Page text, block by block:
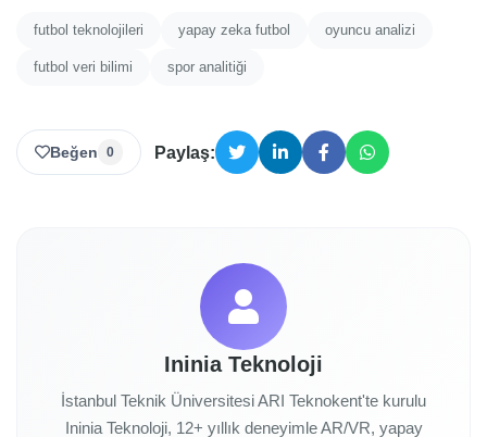
futbol teknolojileri yapay zeka futbol oyuncu analizi
futbol veri bilimi spor analitiği
Beğen 0 Paylaş:
Ininia Teknoloji
İstanbul Teknik Üniversitesi ARI Teknokent'te kurulu
Ininia Teknoloji, 12+ yıllık deneyimle AR/VR, yapay